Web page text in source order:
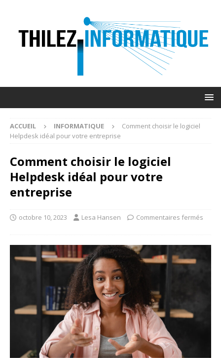
ACCUEIL INFORMATIQUE
Comment choisir le logiciel
Helpdesk idéal pour votre entreprise
Comment choisir le logiciel
Helpdesk idéal pour votre
entreprise
octobre 10, 2023 Lesa Hansen Commentaires fermés